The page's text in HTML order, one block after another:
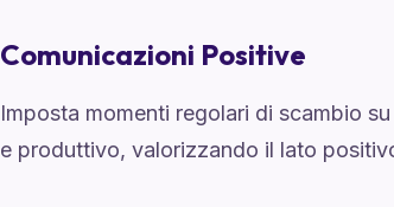
Comunicazioni Positive
Imposta momenti regolari di scambio
e produttivo, valorizzando il lato